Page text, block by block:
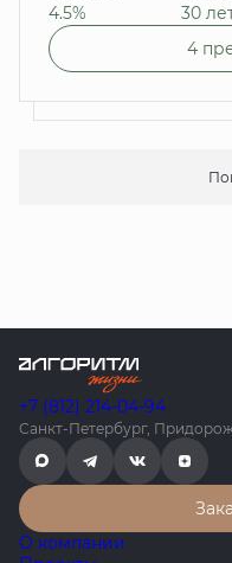
4.5% 30
4
+7 (812) 214-04-94
Санкт-Петербург,
О компании